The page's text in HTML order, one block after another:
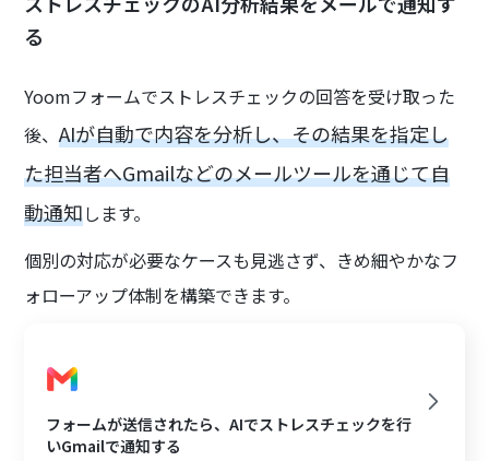
る
Yoomフォームでストレスチェックの回答を受け取った
後、AIが自動で内容を分析し、その結果を指定し
た担当者へGmailなどのメールツールを通じて自
動通知します。
個別の対応が必要なケースも見逃さず、きめ細やかなフ
ォローアップ体制を構築できます。
フォームが送信されたら、AIでストレスチェックを行
いGmailで通知する